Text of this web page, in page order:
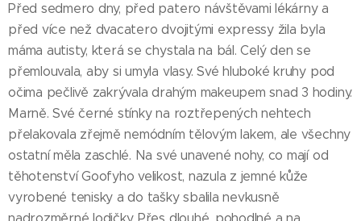
Před sedmero dny, před patero návštěvami lékárny a
před více než dvacatero dvojitými expressy žila byla
máma autisty, která se chystala na bál. Celý den se
přemlouvala, aby si umyla vlasy. Své hluboké kruhy pod
očima pečlivě zakrývala drahým makeupem snad 3 hodiny.
Marně. Své černé stínky na roztřepených nehtech
přelakovala zřejmě nemódním tělovým lakem, ale všechny
ostatní měla zaschlé. Na své unavené nohy, co mají od
těhotenství Goofyho velikost, nazula z jemné kůže
vyrobené tenisky a do tašky sbalila nevkusně